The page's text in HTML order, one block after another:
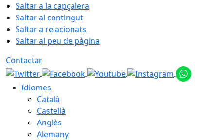
Saltar a la capçalera
Saltar al contingut
Saltar a relacionats
Saltar al peu de pàgina
Contactar
Idiomes
Català
Castellà
Anglès
Alemany